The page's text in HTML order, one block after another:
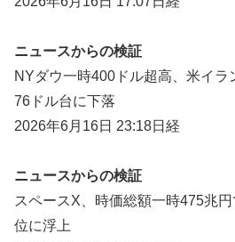
ニュースからの検証
NYダウ一時400ドル超高、米イ
76ドル台に下落
2026年6月16日 23:18日経
ニュースからの検証
スペースX、時価総額一時475兆
位に浮上